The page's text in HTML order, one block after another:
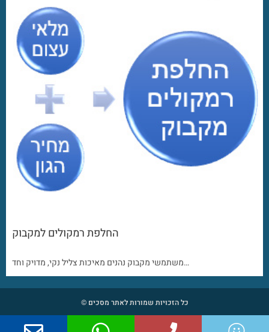
החלפת רמקולים למקבוק
משתמשי מקבוק נהנים מאיכות צליל נקי, מדויק וחד…
כל הזכויות שמורות לאתר מסכים ©